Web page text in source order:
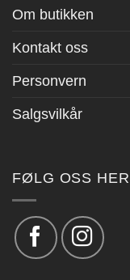
Om butikken
Kontakt oss
Personvern
Salgsvilkår
FØLG OSS HER